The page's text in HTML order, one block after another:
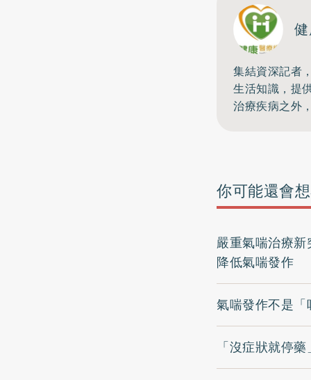
集結資深記者
生活知識，提
治療疾病之外
你可能還會
嚴重氣喘治療
降低氣喘發作
氣喘發作不是
「沒症狀就停